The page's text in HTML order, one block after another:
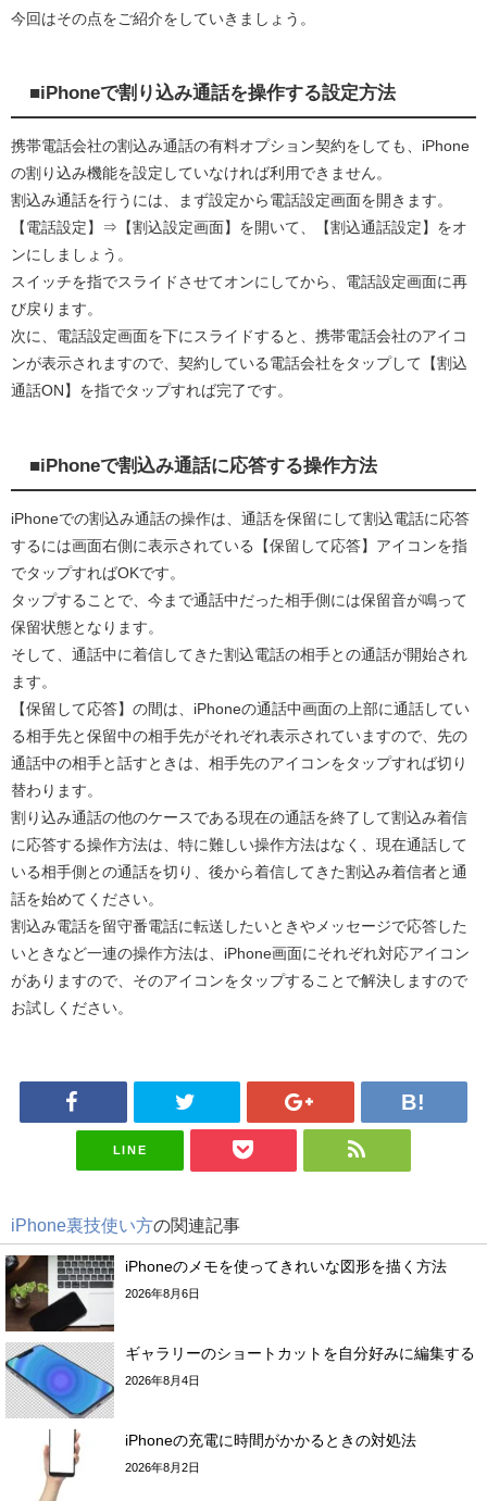
今回はその点をご紹介をしていきましょう。
■iPhoneで割り込み通話を操作する設定方法
携帯電話会社の割込み通話の有料オプション契約をしても、iPhone
の割り込み機能を設定していなければ利用できません。
割込み通話を行うには、まず設定から電話設定画面を開きます。
【電話設定】⇒【割込設定画面】を開いて、【割込通話設定】をオ
ンにしましょう。
スイッチを指でスライドさせてオンにしてから、電話設定画面に再
び戻ります。
次に、電話設定画面を下にスライドすると、携帯電話会社のアイコ
ンが表示されますので、契約している電話会社をタップして【割込
通話ON】を指でタップすれば完了です。
■iPhoneで割込み通話に応答する操作方法
iPhoneでの割込み通話の操作は、通話を保留にして割込電話に応答
するには画面右側に表示されている【保留して応答】アイコンを指
でタップすればOKです。
タップすることで、今まで通話中だった相手側には保留音が鳴って
保留状態となります。
そして、通話中に着信してきた割込電話の相手との通話が開始され
ます。
【保留して応答】の間は、iPhoneの通話中画面の上部に通話してい
る相手先と保留中の相手先がそれぞれ表示されていますので、先の
通話中の相手と話すときは、相手先のアイコンをタップすれば切り
替わります。
割り込み通話の他のケースである現在の通話を終了して割込み着信
に応答する操作方法は、特に難しい操作方法はなく、現在通話して
いる相手側との通話を切り、後から着信してきた割込み着信者と通
話を始めてください。
割込み電話を留守番電話に転送したいときやメッセージで応答した
いときなど一連の操作方法は、iPhone画面にそれぞれ対応アイコン
がありますので、そのアイコンをタップすることで解決しますので
お試しください。
LINE
iPhone裏技使い方の関連記事
iPhoneのメモを使ってきれいな図形を描く方法
2026年8月6日
ギャラリーのショートカットを自分好みに編集する
2026年8月4日
iPhoneの充電に時間がかかるときの対処法
2026年8月2日